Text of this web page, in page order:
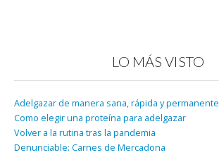
LO MÁS VISTO
Adelgazar de manera sana, rápida y permanente
Como elegir una proteína para adelgazar
Volver a la rutina tras la pandemia
Denunciable: Carnes de Mercadona